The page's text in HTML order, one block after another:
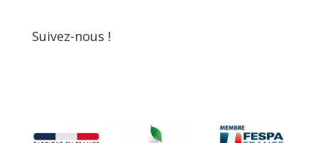
Suivez-nous !